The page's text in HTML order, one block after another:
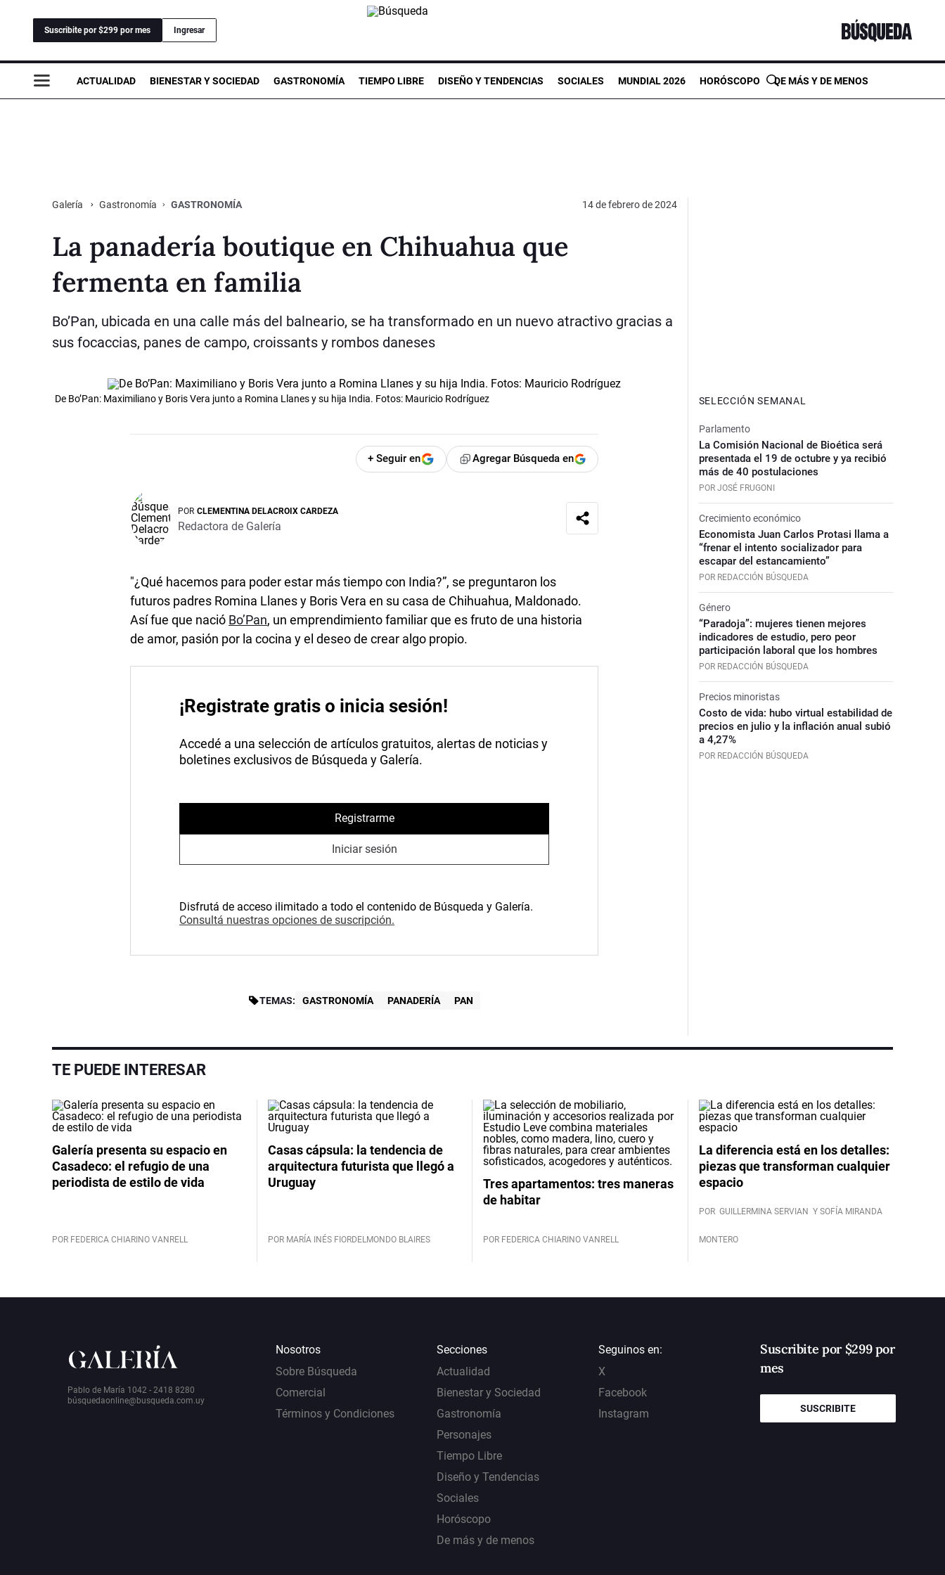
Suscribite por $299 por mes Ingresar
ACTUALIDAD BIENESTAR Y SOCIEDAD GASTRONOMÍA TIEMPO LIBRE DISEÑO Y TENDENCIAS SOCIALES MUNDIAL 2026 HORÓSCOPO DE MÁS Y DE MENOS
Galería Gastronomía GASTRONOMÍA 14 de febrero de 2024
La panadería boutique en Chihuahua que
fermenta en familia
Bo’Pan, ubicada en una calle más del balneario, se ha transformado en un nuevo atractivo gracias a
sus focaccias, panes de campo, croissants y rombos daneses
De Bo’Pan: Maximiliano y Boris Vera junto a Romina Llanes y su hija India. Fotos: Mauricio Rodríguez
+ Seguir en Agregar Búsqueda en
POR CLEMENTINA DELACROIX CARDEZA
Redactora de Galería
"¿Qué hacemos para poder estar más tiempo con India?”, se preguntaron los
futuros padres Romina Llanes y Boris Vera en su casa de Chihuahua, Maldonado.
Así fue que nació Bo’Pan, un emprendimiento familiar que es fruto de una historia
de amor, pasión por la cocina y el deseo de crear algo propio.
¡Registrate gratis o inicia sesión!
Accedé a una selección de artículos gratuitos, alertas de noticias y
boletines exclusivos de Búsqueda y Galería.
Registrarme
Iniciar sesión
Disfrutá de acceso ilimitado a todo el contenido de Búsqueda y Galería.
Consultá nuestras opciones de suscripción.
TEMAS: GASTRONOMÍA PANADERÍA PAN
SELECCIÓN SEMANAL
Parlamento
La Comisión Nacional de Bioética será
presentada el 19 de octubre y ya recibió
más de 40 postulaciones
POR JOSÉ FRUGONI
Crecimiento económico
Economista Juan Carlos Protasi llama a
“frenar el intento socializador para
escapar del estancamiento”
POR REDACCIÓN BÚSQUEDA
Género
“Paradoja”: mujeres tienen mejores
indicadores de estudio, pero peor
participación laboral que los hombres
POR REDACCIÓN BÚSQUEDA
Precios minoristas
Costo de vida: hubo virtual estabilidad de
precios en julio y la inflación anual subió
a 4,27%
POR REDACCIÓN BÚSQUEDA
TE PUEDE INTERESAR
Galería presenta su espacio en
Casadeco: el refugio de una
periodista de estilo de vida
POR FEDERICA CHIARINO VANRELL
Casas cápsula: la tendencia de
arquitectura futurista que llegó a
Uruguay
POR MARÍA INÉS FIORDELMONDO BLAIRES
Tres apartamentos: tres maneras
de habitar
POR FEDERICA CHIARINO VANRELL
La diferencia está en los detalles:
piezas que transforman cualquier
espacio
POR GUILLERMINA SERVIAN Y SOFÍA MIRANDA
MONTERO
Pablo de María 1042 - 2418 8280
búsquedaonline@busqueda.com.uy
Nosotros
Sobre Búsqueda
Comercial
Términos y Condiciones
Secciones
Actualidad
Bienestar y Sociedad
Gastronomía
Personajes
Tiempo Libre
Diseño y Tendencias
Sociales
Horóscopo
De más y de menos
Seguinos en:
X
Facebook
Instagram
Suscribite por $299 por
mes
SUSCRIBITE